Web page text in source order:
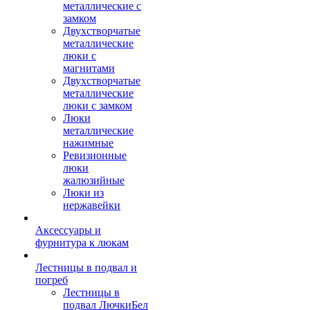
металлические с
замком
Двухстворчатые
металлические
люки с
магнитами
Двухстворчатые
металлические
люки с замком
Люки
металлические
нажимные
Ревизионные
люки
жалюзийные
Люки из
нержавейки
Аксессуары и
фурнитура к люкам
Лестницы в подвал и
погреб
Лестницы в
подвал ЛючкиБел